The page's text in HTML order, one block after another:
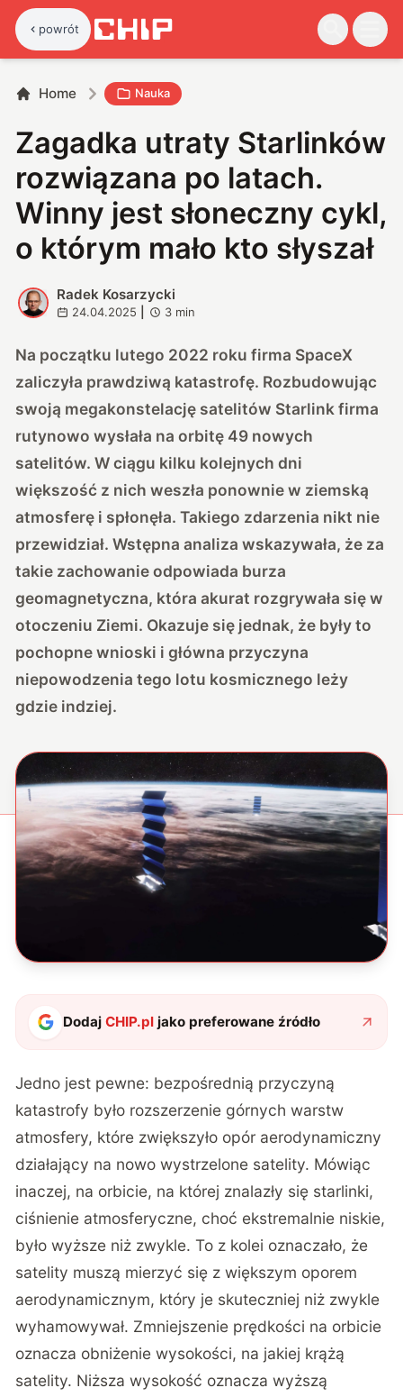
powrót
Home Nauka
Zagadka utraty Starlinków
rozwiązana po latach.
Winny jest słoneczny cykl,
o którym mało kto słyszał
R
Radek Kosarzycki
24.04.2025 3 min
Na początku lutego 2022 roku firma SpaceX
zaliczyła prawdziwą katastrofę. Rozbudowując
swoją megakonstelację satelitów Starlink firma
rutynowo wysłała na orbitę 49 nowych
satelitów. W ciągu kilku kolejnych dni
większość z nich weszła ponownie w ziemską
atmosferę i spłonęła. Takiego zdarzenia nikt nie
przewidział. Wstępna analiza wskazywała, że za
takie zachowanie odpowiada burza
geomagnetyczna, która akurat rozgrywała się w
otoczeniu Ziemi. Okazuje się jednak, że były to
pochopne wnioski i główna przyczyna
niepowodzenia tego lotu kosmicznego leży
gdzie indziej.
DodajCHIP.pl jako preferowane źródło
Jedno jest pewne: bezpośrednią przyczyną
katastrofy było rozszerzenie górnych warstw
atmosfery, które zwiększyło opór aerodynamiczny
działający na nowo wystrzelone satelity. Mówiąc
inaczej, na orbicie, na której znalazły się starlinki,
ciśnienie atmosferyczne, choć ekstremalnie niskie,
było wyższe niż zwykle. To z kolei oznaczało, że
satelity muszą mierzyć się z większym oporem
aerodynamicznym, który je skuteczniej niż zwykle
wyhamowywał. Zmniejszenie prędkości na orbicie
oznacza obniżenie wysokości, na jakiej krążą
satelity. Niższa wysokość oznacza wyższą